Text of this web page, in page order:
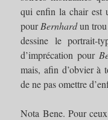
qui enfin la chair est
pourBernhardun trou
dessine le portrait-
d’imprécation pour
mais, afin d’obvier à
de ne pas omettre
Nota Bene. Pour